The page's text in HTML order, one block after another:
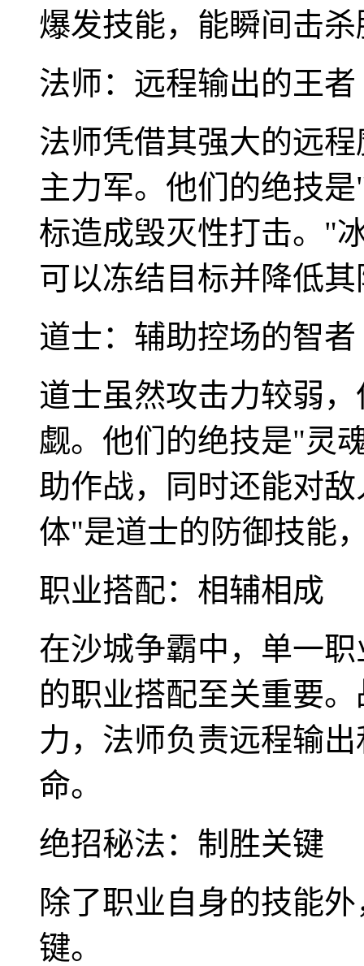
爆发技能，能瞬间击
法师：远程输出的王者
法师凭借其强大的远
主力军。他们的绝技
标造成毁灭性打击。"
可以冻结目标并降低
道士：辅助控场的智者
道士虽然攻击力较弱
觑。他们的绝技是"灵
助作战，同时还能对
体"是道士的防御技能
职业搭配：相辅相成
在沙城争霸中，单一
的职业搭配至关重要
力，法师负责远程输
命。
绝招秘法：制胜关键
除了职业自身的技能
键。